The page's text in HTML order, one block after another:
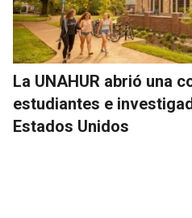
La UNAHUR abrió una
estudiantes e
Estados Unidos